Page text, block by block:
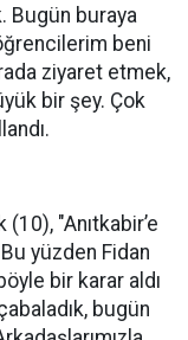
Bugün buraya
beni
ziyaret etmek,
bir şey. Çok
"Anıtkabir’e
yüzden Fidan
bir karar aldı
bugün